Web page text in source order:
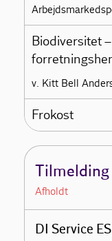
Biodiversitet
v. Kitt Bell
Frokost
Tilmelding
Afholdt
DI Service